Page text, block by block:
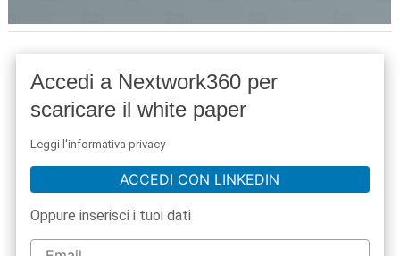
Accedi a Nextwork360 per
scaricare il white paper
Leggi l'informativa privacy
ACCEDI CON LINKEDIN
Oppure inserisci i tuoi dati